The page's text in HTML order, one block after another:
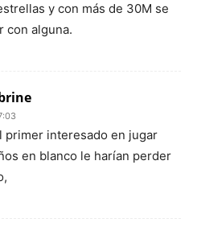
y con más de 30M se
con alguna.
primer interesado en jugar
en blanco le harían perder